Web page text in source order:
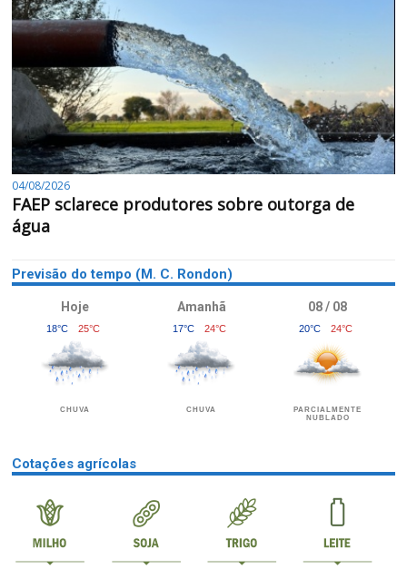
04/08/2026
FAEP sclarece produtores sobre outorga de
água
Previsão do tempo (M. C. Rondon)
Hoje
18°C 25°C
CHUVA
Amanhã
17°C 24°C
CHUVA
08 / 08
20°C 24°C
PARCIALMENTE
NUBLADO
Cotações agrícolas